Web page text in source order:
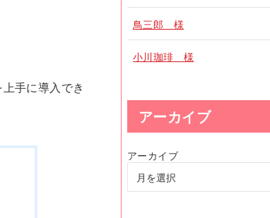
手に導入でき
鳥三郎 様
小川珈琲 様
アーカイブ
アーカイブ